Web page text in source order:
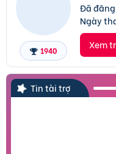
1940
Đã
Ngày
Xem
Tin tài trợ